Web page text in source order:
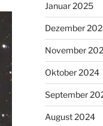
Januar 2025
Dezember
November
Oktober 2024
September
August 2024